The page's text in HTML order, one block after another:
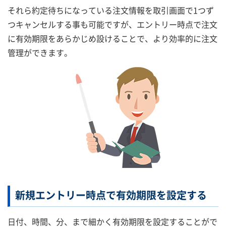
それら約定待ちになっている注文情報を取引画面で1つず
つキャンセルする事も可能ですが、エントリー時点で注文
に有効期限をあらかじめ設けることで、より効率的に注文
管理ができます。
新規エントリー時点で有効期限を設定する
日付、時間、分、まで細かく有効期限を設定することがで